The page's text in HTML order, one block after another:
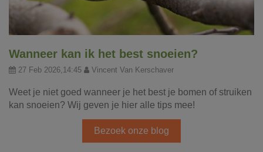
Wanneer kan ik het best snoeien?
27 Feb 2026,14:45 Vincent Van Kerschaver
Weet je niet goed wanneer je het best je bomen of struiken
kan snoeien? Wij geven je hier alle tips mee!
Bezoek onze blog